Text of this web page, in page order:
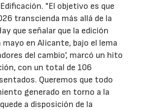
"El objetivo es que
transcienda más allá de la
que señalar que la edición
mayo en Alicante, bajo el lema
del cambio', marcó un hito
con un total de 106
Queremos que todo
generado en torno a la
a disposición de la